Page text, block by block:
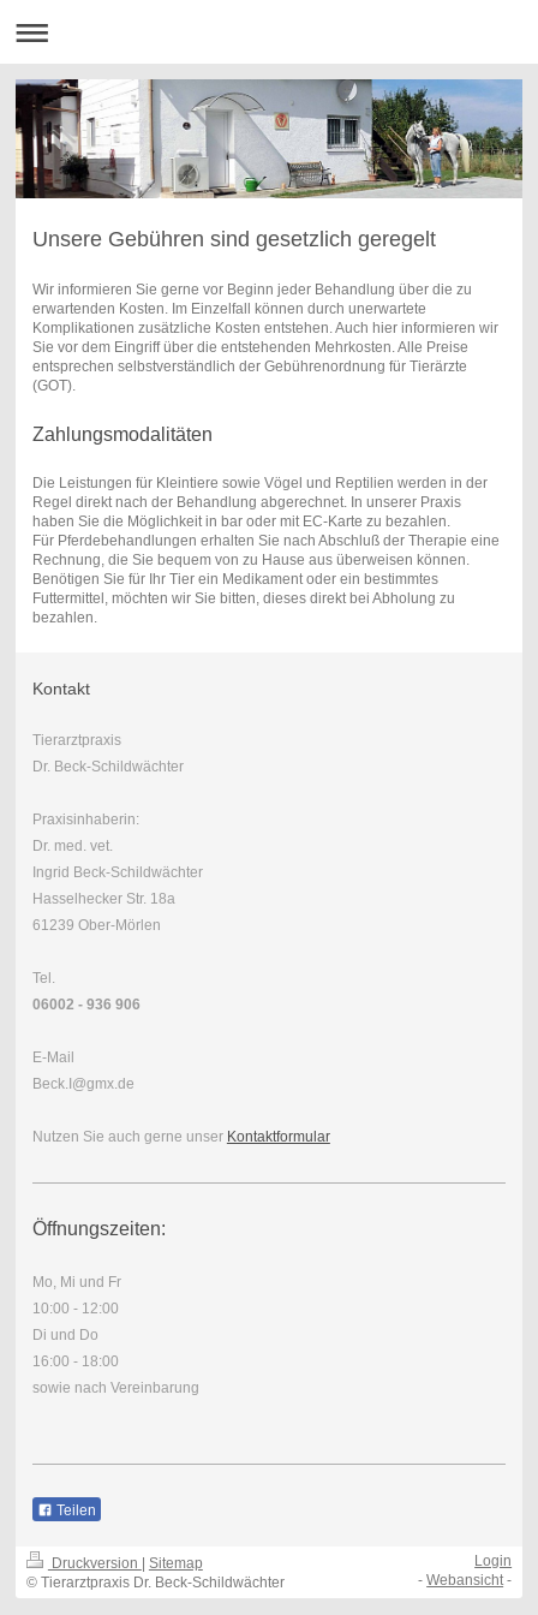
Unsere Gebühren sind gesetzlich geregelt
Wir informieren Sie gerne vor Beginn jeder Behandlung über die zu
erwartenden Kosten. Im Einzelfall können durch unerwartete
Komplikationen zusätzliche Kosten entstehen. Auch hier informieren wir
Sie vor dem Eingriff über die entstehenden Mehrkosten. Alle Preise
entsprechen selbstverständlich der Gebührenordnung für Tierärzte
(GOT).
Zahlungsmodalitäten
Die Leistungen für Kleintiere sowie Vögel und Reptilien werden in der
Regel direkt nach der Behandlung abgerechnet. In unserer Praxis
haben Sie die Möglichkeit in bar oder mit EC-Karte zu bezahlen.
Für Pferdebehandlungen erhalten Sie nach Abschluß der Therapie eine
Rechnung, die Sie bequem von zu Hause aus überweisen können.
Benötigen Sie für Ihr Tier ein Medikament oder ein bestimmtes
Futtermittel, möchten wir Sie bitten, dieses direkt bei Abholung zu
bezahlen.
Kontakt
Tierarztpraxis
Dr. Beck-Schildwächter
Praxisinhaberin:
Dr. med. vet.
Ingrid Beck-Schildwächter
Hasselhecker Str. 18a
61239 Ober-Mörlen
Tel.
06002 - 936 906
E-Mail
Beck.I@gmx.de
Nutzen Sie auch gerne unser Kontaktformular
Öffnungszeiten:
Mo, Mi und Fr
10:00 - 12:00
Di und Do
16:00 - 18:00
sowie nach Vereinbarung
Teilen
Druckversion
Sitemap
© Tierarztpraxis Dr. Beck-Schildwächter
Login
-Webansicht-